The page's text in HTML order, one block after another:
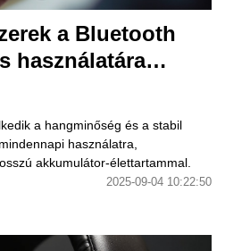
a Bluetooth
használatára
a hangminőség és a stabil
használatra,
akkumulátor-élettartammal.
2025-09-04 10:22:50